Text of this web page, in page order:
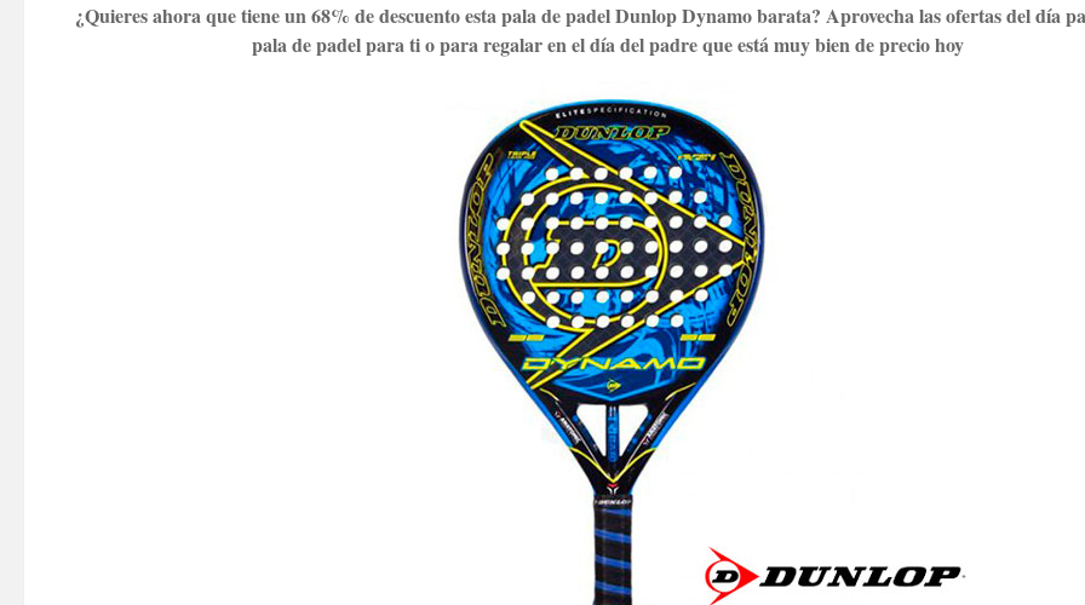
¿Quieres ahora que tiene un 68% de descuento esta pala de padel Dunlop Dynamo barata? Aprovecha las ofertas del día
pala de padel para ti o para regalar en el día del padre que está muy bien de precio hoy